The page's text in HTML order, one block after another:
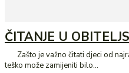
ČITANJE U
Zašto je važno čitati djeci od
teško može zamijeniti bilo...